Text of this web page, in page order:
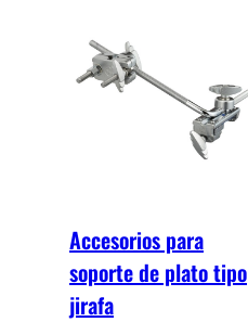
Accesorios para
soporte de plato tipo
jirafa